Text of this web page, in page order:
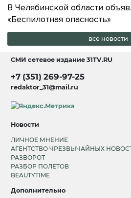
В Челябинской области
«Беспилотная опасность»
все новости
СМИ сетевое издание31TV.RU
+7 (351) 269-97-25
redaktor_31@mail.ru
Новости
ЛИЧНОЕ МНЕНИЕ
АГЕНТСТВО ЧРЕЗВЫЧАЙНЫХ
РАЗВОРОТ
РАЗБОР ПОЛЕТОВ
BEAUTYTIME
Дополнительно